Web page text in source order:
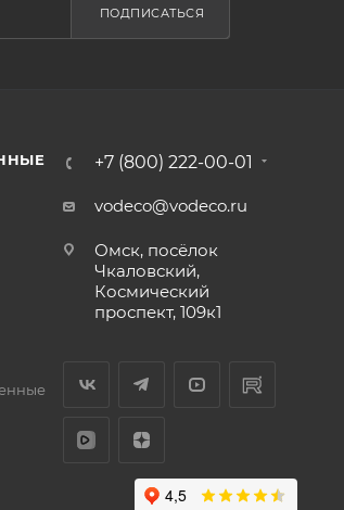
ПОДПИСАТЬСЯ
+7 (800) 222-00-01
vodeco@vodeco.ru
Омск, посёлок
Чкаловский,
Космический
проспект, 109к1